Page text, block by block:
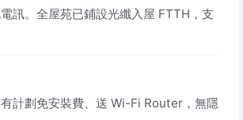
訊。全屋苑已鋪設光纖入屋 FTTH，支
計劃免安裝費、送 Wi-Fi Router，無隱